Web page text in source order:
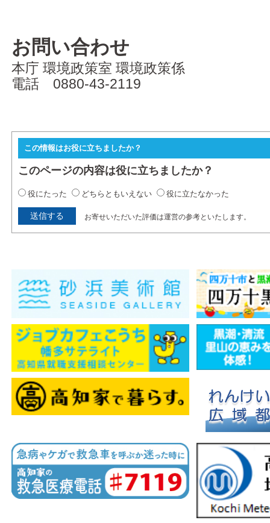
お問い合わせ
本庁 環境政策室 環境政策係
電話 0880-43-2119
この情報はお役に立ちましたか？
このページの内容は役に立ちましたか？
役にたった どちらともいえない 役に立たなかった
お寄せいただいた評価は運営の参考といたします。